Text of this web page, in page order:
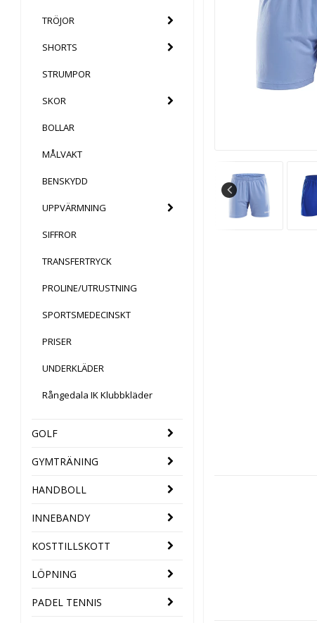
TRÖJOR
SHORTS
STRUMPOR
SKOR
BOLLAR
MÅLVAKT
BENSKYDD
UPPVÄRMNING
SIFFROR
TRANSFERTRYCK
PROLINE/UTRUSTNING
SPORTSMEDECINSKT
PRISER
UNDERKLÄDER
Rångedala IK Klubbkläder
GOLF
GYMTRÄNING
HANDBOLL
INNEBANDY
KOSTTILLSKOTT
LÖPNING
PADEL TENNIS